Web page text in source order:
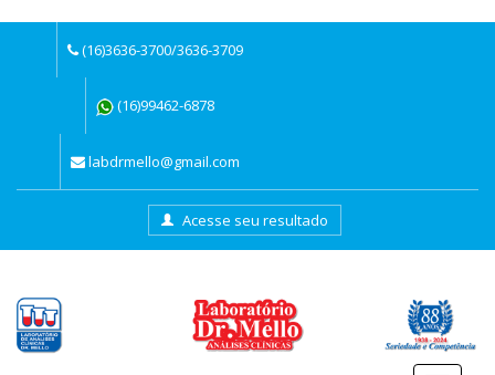
(16)3636-3700/3636-3709
(16)99462-6878
labdrmello@gmail.com
Acesse seu resultado